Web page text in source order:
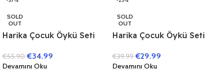
SOLD
OUT
Harika Çocuk Öykü Seti
€55.90 €34.99
Devamını Oku
SOLD
OUT
Harika Çocuk Öykü Seti
€39.99 €29.99
Devamını Oku